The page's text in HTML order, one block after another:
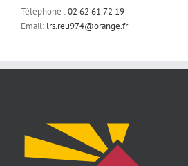
Téléphone :02 62 61 72 19
Email: lrs.reu974@orange.fr